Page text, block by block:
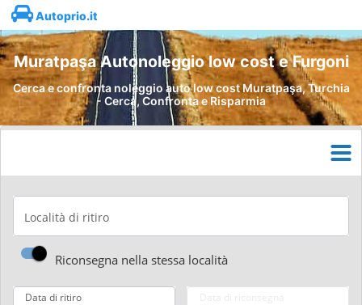
Autoprio.it
Muratpaşa Autonoleggio low cost e Furgoni
Cerca e confronta noleggio auto low cost Muratpaşa, Turchia
- Cerca, Confronta e Risparmia
Località di ritiro
Riconsegna nella stessa località
Data di ritiro